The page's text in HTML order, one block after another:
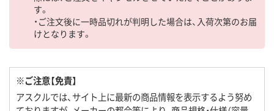
す。
・ご注文後に一時品切れが判明した場合は、入荷次第のお届
けとなります。
※ご注意【免責】
アスクルでは、サイト上に最新の商品情報を表示するよう努め